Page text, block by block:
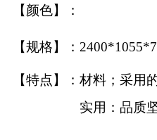
【颜色】：
【规格】：
【特点】： 材料；采用
实用：品质